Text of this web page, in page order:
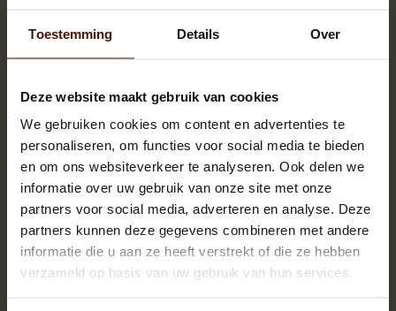
Toestemming Details Over
Deze website maakt gebruik van cookies
We gebruiken cookies om content en advertenties te
personaliseren, om functies voor social media te bieden
en om ons websiteverkeer te analyseren. Ook delen we
informatie over uw gebruik van onze site met onze
partners voor social media, adverteren en analyse. Deze
partners kunnen deze gegevens combineren met andere
informatie die u aan ze heeft verstrekt of die ze hebben
verzameld op basis van uw gebruik van hun services.
Aantal
Je bespaart
3 of meer
OMSCHRIJVING